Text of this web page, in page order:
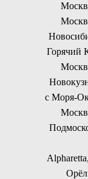
Горячий
с Моря-
Орёл